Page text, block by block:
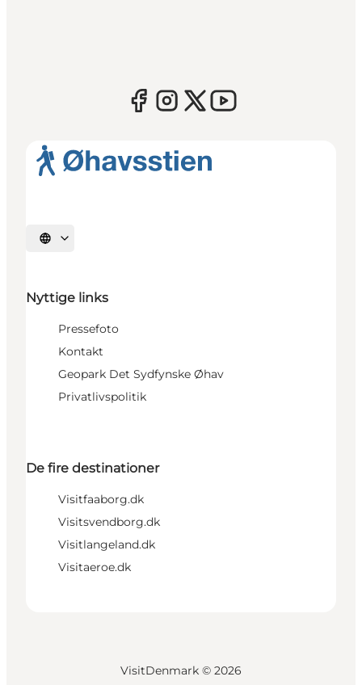
Vælg sprog
Nyttige links
Pressefoto
Kontakt
Geopark Det Sydfynske Øhav
Privatlivspolitik
De fire destinationer
Visitfaaborg.dk
Visitsvendborg.dk
Visitlangeland.dk
Visitaeroe.dk
VisitDenmark © 2026